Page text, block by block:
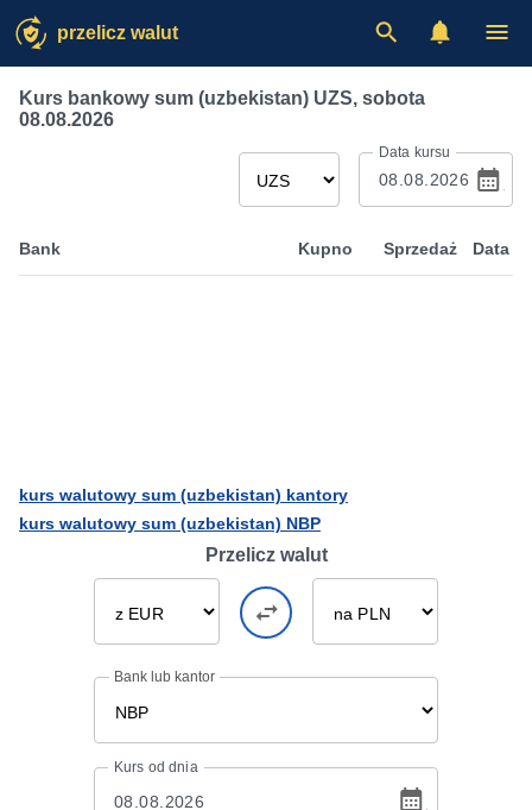
przelicz walut
Kurs bankowy sum (uzbekistan) UZS, sobota
08.08.2026
Data kursu
Bank Kupno Sprzedaż Data
kurs walutowy sum (uzbekistan) kantory
kurs walutowy sum (uzbekistan) NBP
Przelicz walut
Bank lub kantor
Kurs od dnia